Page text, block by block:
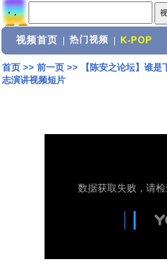
视频首页 热门视频 K-POP
首页>> 前一页>>
【陈安之论坛】谁
志演讲视频短片